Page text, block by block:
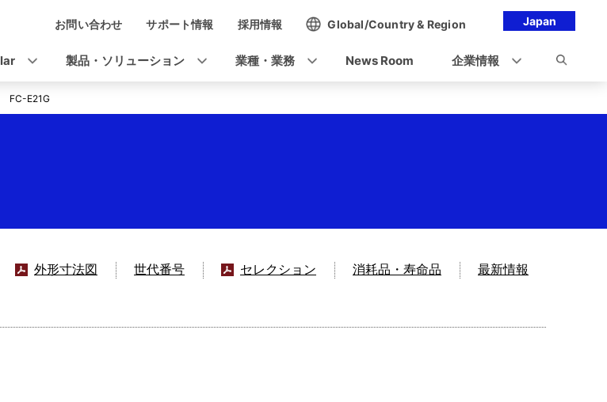
Japan
お問い合わせ サポート情報 採用情報 Global/Country & Region
製品・ソリューション 業種・業務 News Room 企業情報
FC-E21G
外形寸法図 世代番号 セレクション 消耗品・寿命品 最新情報